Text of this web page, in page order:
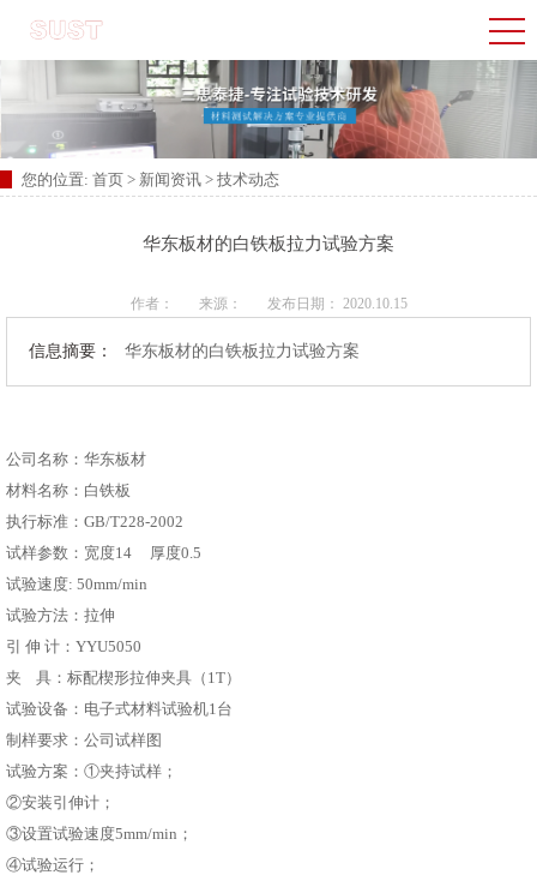
您的位置: 首页 > 新闻资讯 > 技术动态
华东板材的白铁板拉力试验方案
作者： 来源： 发布日期： 2020.10.15
信息摘要： 华东板材的白铁板拉力试验方案
公司名称：华东板材
材料名称：白铁板
执行标准：GB/T228-2002
试样参数：宽度14 厚度0.5
试验速度: 50mm/min
试验方法：拉伸
引 伸 计：YYU5050
夹 具：标配楔形拉伸夹具（1T）
试验设备：电子式材料试验机1台
制样要求：公司试样图
试验方案：①夹持试样；
②安装引伸计；
③设置试验速度5mm/min；
④试验运行；